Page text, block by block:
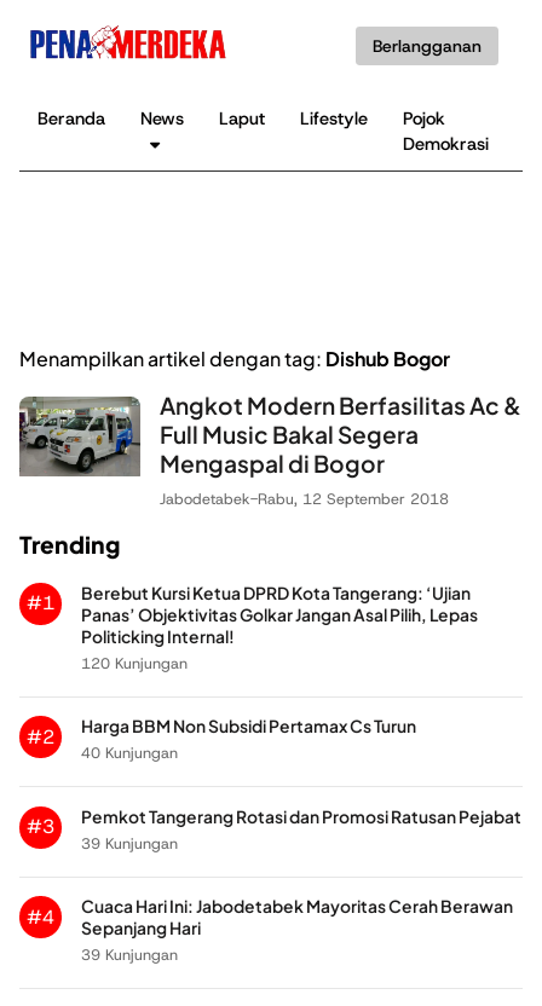
Berlangganan
Beranda News Laput Lifestyle
Pojok
Demokrasi
Menampilkan artikel dengan tag: Dishub Bogor
Angkot Modern Berfasilitas Ac &
Full Music Bakal Segera
Mengaspal di Bogor
Jabodetabek-Rabu, 12 September 2018
Trending
#1
Berebut Kursi Ketua DPRD Kota Tangerang: ‘Ujian
Panas’ Objektivitas Golkar Jangan Asal Pilih, Lepas
Politicking Internal!
120 Kunjungan
#2
Harga BBM Non Subsidi Pertamax Cs Turun
40 Kunjungan
#3
Pemkot Tangerang Rotasi dan Promosi Ratusan Pejabat
39 Kunjungan
#4
Cuaca Hari Ini: Jabodetabek Mayoritas Cerah Berawan
Sepanjang Hari
39 Kunjungan